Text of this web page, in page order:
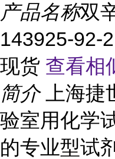
产品名称双
143925-92-
现货 查看相
简介
上海
验室用化学
的专业型试